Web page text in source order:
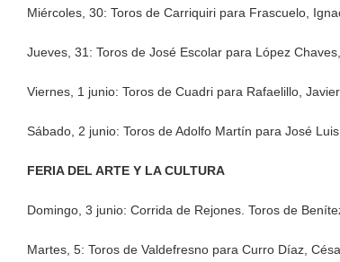
Miércoles, 30: Toros de Carriquiri para Frascuelo,
Jueves, 31: Toros de José Escolar para López
Viernes, 1 junio: Toros de Cuadri para Rafaelillo,
Sábado, 2 junio: Toros de Adolfo Martín para José
FERIA DEL ARTE Y LA CULTURA
Domingo, 3 junio: Corrida de Rejones. Toros de
Martes, 5: Toros de Valdefresno para Curro Díaz,